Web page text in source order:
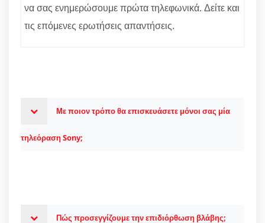
να σας ενημερώσουμε πρώτα τηλεφωνικά. Δείτε και
τις επόμενες ερωτήσεις απαντήσεις.
Με ποιον τρόπο θα επισκευάσετε μόνοι σας μία
τηλεόραση Sony;
Πώς προσεγγίζουμε την επιδιόρθωση βλάβης;